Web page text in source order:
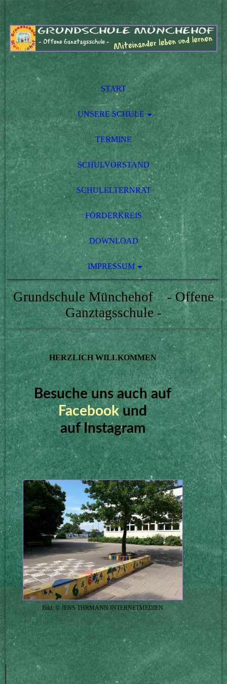
START
UNSERE SCHULE
TERMINE
SCHULVORSTAND
SCHULELTERNRAT
FÖRDERKREIS
DOWNLOAD
IMPRESSUM
Grundschule Münchehof - Offene
Ganztagsschule -
HERZLICH WILLKOMMEN
Besuche uns auch auf
Facebookund
aufInstagram
Bild: © JENS THRMANN INTERNETMEDIEN